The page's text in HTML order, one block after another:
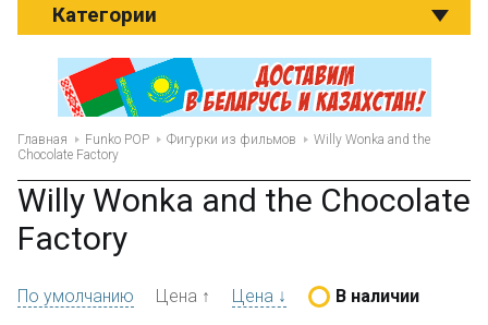
Категории
Главная Funko POP Фигурки из фильмов
Willy Wonka and the
Chocolate Factory
Willy Wonka and the Chocolate
Factory
По умолчанию Цена ↑ Цена ↓ В наличии